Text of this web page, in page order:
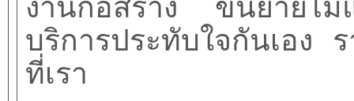
งานก่อสร้าง ขนย้ายไ
บริการประทับใจกันเอง
ที่เรา